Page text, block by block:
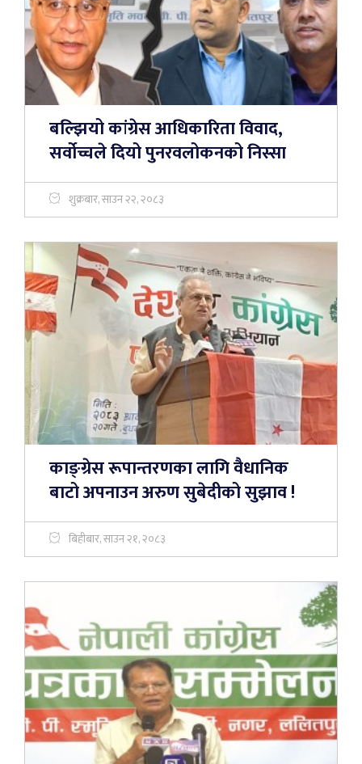
बल्झियो कांग्रेस आधिकारिता विवाद,
सर्वोच्चले दियो पुनरवलोकनको निस्सा
शुक्रबार, साउन २२, २०८३
काङ्ग्रेस रूपान्तरणका लागि वैधानिक
बाटो अपनाउन अरुण सुबेदीको सुझाव !
बिहीबार, साउन २१, २०८३